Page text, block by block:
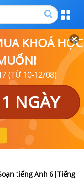
KHOÁ HỌC
(TỪ 10-12/08)
NGÀY
tiếng Anh 6|Tiếng